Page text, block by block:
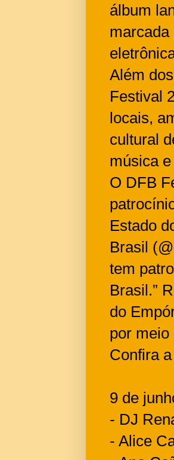
álbum
marcada
Além
Festival
locais,
cultural
música
O DFB
Estado
Brasil
tem
Brasil.”
do
por meio
Confira
9 de
- DJ
- Alice